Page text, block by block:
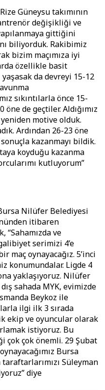
Güneysu takımının
değişikliği ve
gittiğini
biliyorduk. Rakibimiz
bizim maçımıza iyi
özellikle basit
yaşasak da devreyi 15-12
sıkıntılarla önce 15-
öne de geçtiler. Aldığımız
motive olduk.
Ardından 26-23 öne
kazanmayı bildik.
koyduğu kazanma
kutluyorum”
Nilüfer Belediyesi
itibaren
“Sahamızda ve
serimizi 4’e
maç oynayacağız. 5’inci
konumundalar. Ligde 4
yaklaşıyoruz. Nilüfer
sahada MYK, evimizde
Beykoz ile
ilgi ilk 3 sırada
ekip ve oyuncular olarak
istiyoruz. Bu
çok çok önemli. 29 Şubat
Bursa
Süleyman
diye